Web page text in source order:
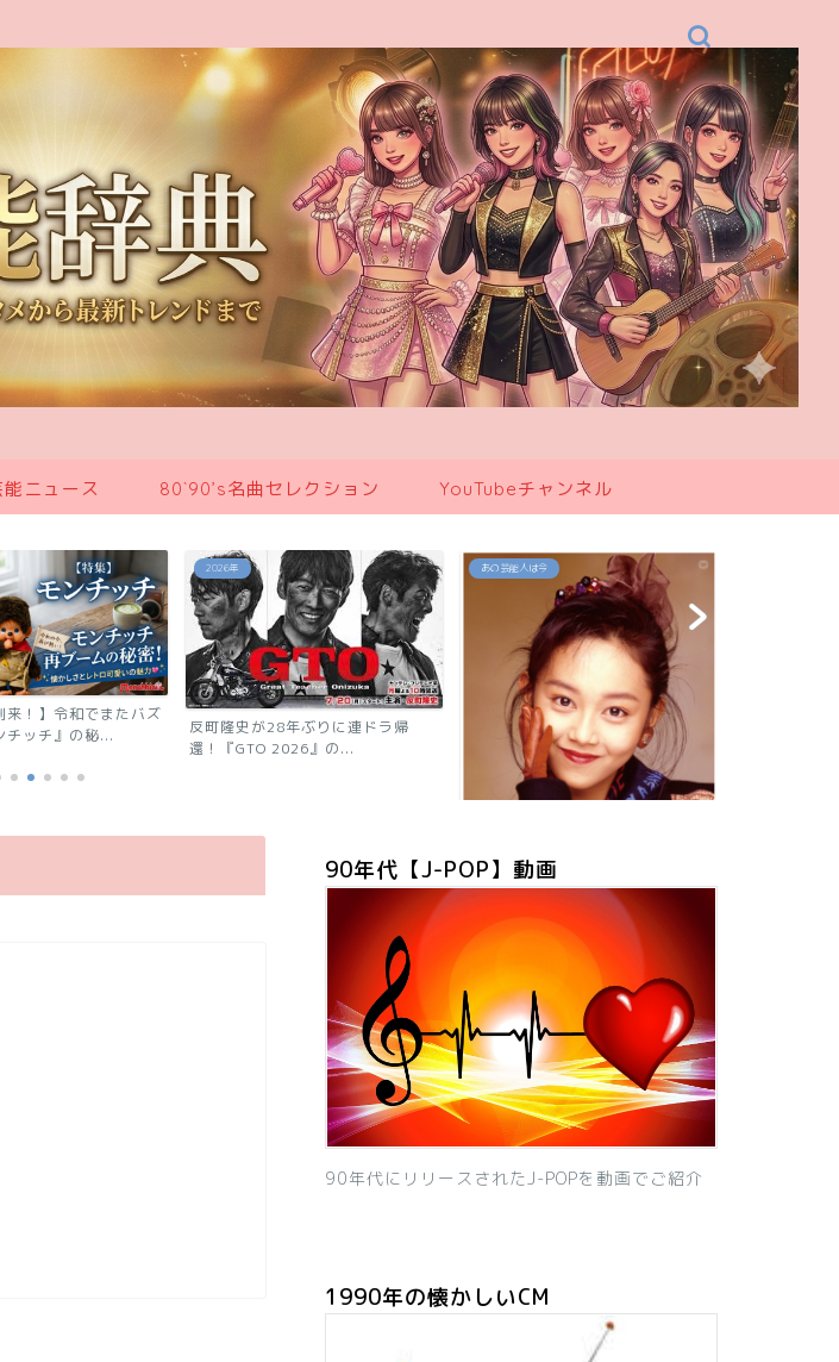
ニュース 80`90’s名曲セレクション YouTubeチャンネル
年ぶりに連ドラ帰
』の...
あの芸能人は今
「浅香唯の現在は？旦那も子供も芸
能人！有名グループ全員が...
あの芸能人は今
90年代【J-POP】動画
90年代にリリースされたJ-POPを動画でご紹介
1990年の懐かしいCM